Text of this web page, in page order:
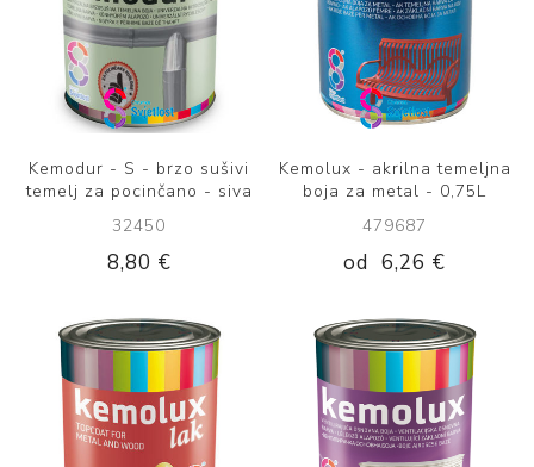
Kemodur - S - brzo sušivi
temelj za pocinčano - siva
32450
8,80 €
Kemolux - akrilna temeljna
boja za metal - 0,75L
479687
od 6,26 €